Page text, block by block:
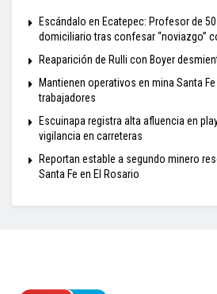
Escándalo en Ecatepec: Profesor de
domiciliario tras confesar “noviazgo”
Reaparición de Rulli con Boyer
Mantienen operativos en mina Santa
trabajadores
Escuinapa registra alta afluencia en
vigilancia en carreteras
Reportan estable a segundo minero
Santa Fe en El Rosario